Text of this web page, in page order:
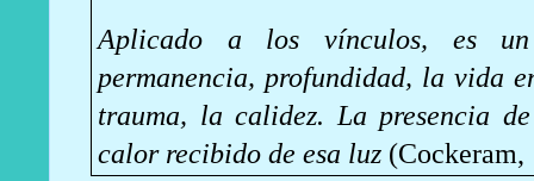
Aplicado a los vínculos, es
permanencia, profundidad, la vida
trauma, la calidez. La presencia
calor recibido de esa luz